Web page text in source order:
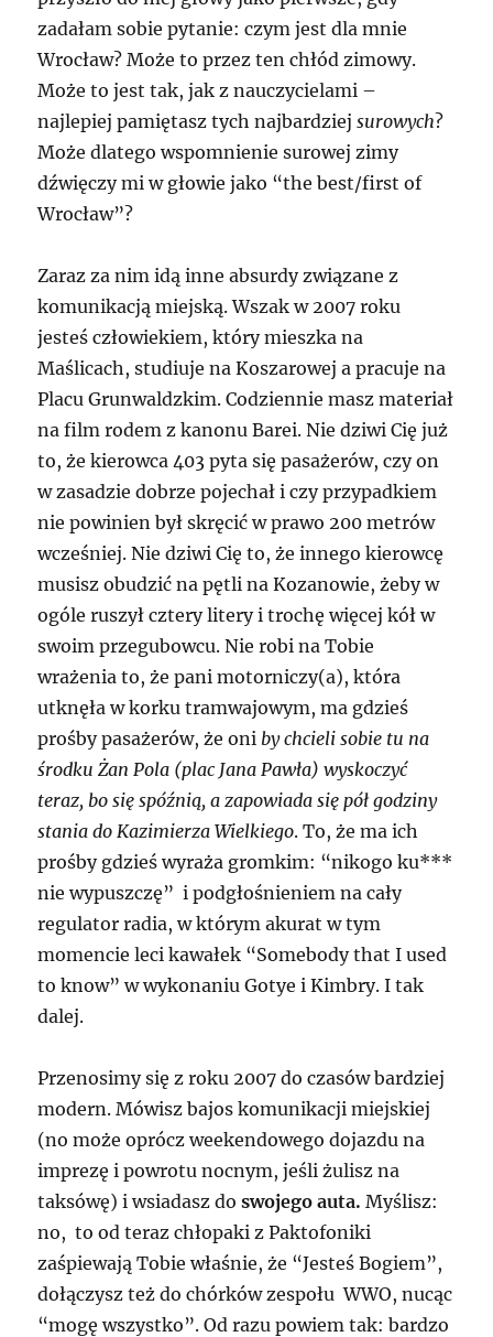
zadałam sobie pytanie: czym jest dla mnie
Wrocław? Może to przez ten chłód zimowy.
Może to jest tak, jak z nauczycielami –
najlepiej pamiętasz tych najbardziejsurowych?
Może dlatego wspomnienie surowej zimy
dźwięczy mi w głowie jako “the best/first of
Wrocław”?
Zaraz za nim idą inne absurdy związane z
komunikacją miejską. Wszak w 2007 roku
jesteś człowiekiem, który mieszka na
Maślicach, studiuje na Koszarowej a pracuje na
Placu Grunwaldzkim. Codziennie masz materiał
na film rodem z kanonu Barei. Nie dziwi Cię już
to, że kierowca 403 pyta się pasażerów, czy on
w zasadzie dobrze pojechał i czy przypadkiem
nie powinien był skręcić w prawo 200 metrów
wcześniej. Nie dziwi Cię to, że innego kierowcę
musisz obudzić na pętli na Kozanowie, żeby w
ogóle ruszył cztery litery i trochę więcej kół w
swoim przegubowcu. Nie robi na Tobie
wrażenia to, że pani motorniczy(a), która
utknęła w korku tramwajowym, ma gdzieś
prośby pasażerów, że oni by chcieli sobie tu na
środku Żan Pola (plac Jana Pawła) wyskoczyć
teraz, bo się spóźnią, a zapowiada się pół godziny
stania do Kazimierza Wielkiego. To, że ma ich
prośby gdzieś wyraża gromkim: “nikogo ku***
nie wypuszczę” i podgłośnieniem na cały
regulator radia, w którym akurat w tym
momencie leci kawałek “Somebody that I used
to know” w wykonaniu Gotye i Kimbry. I tak
dalej.
Przenosimy się z roku 2007 do czasów bardziej
modern. Mówisz bajos komunikacji miejskiej
(no może oprócz weekendowego dojazdu na
imprezę i powrotu nocnym, jeśli żulisz na
taksówę)i wsiadasz doswojego auta. Myślisz:
no, to od teraz chłopaki z Paktofoniki
zaśpiewają Tobie właśnie, że “Jesteś Bogiem”,
dołączysz też do chórków zespołu WWO, nucąc
“mogę wszystko”. Od razu powiem tak: bardzo